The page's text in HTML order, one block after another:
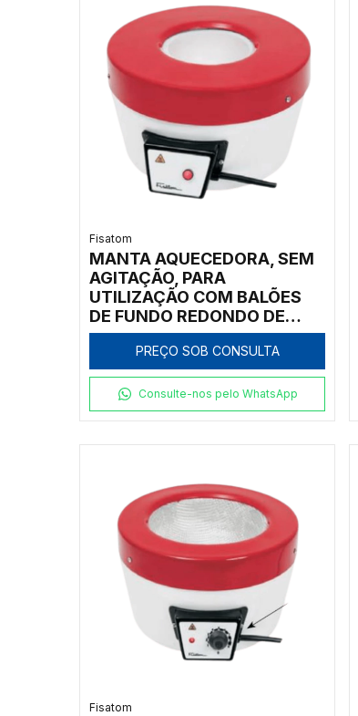
Fisatom
MANTA AQUECEDORA, SEM
AGITAÇÃO, PARA
UTILIZAÇÃO COM BALÕES
DE FUNDO REDONDO DE
2000ML, COM REGULADOR
ELETRÔNICO ANALÓGICO
INCORPORADO PARA
TEMPERATURAS ATÉ 500ºC,
CLASSE 650, 110V - MODELO
PREÇO SOB CONSULTA
Consulte-nos pelo WhatsApp
Fisatom